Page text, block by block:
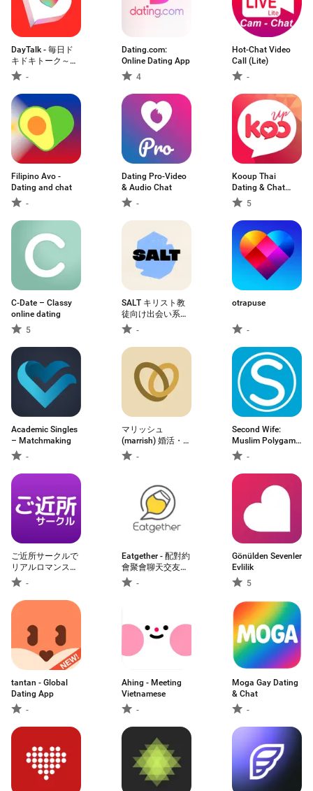
DayTalk - 毎日ド
キドキトーク～恋
愛応援アプリ
-
Dating.com:
Online Dating App
4
Hot-Chat Video
Call (Lite)
-
Filipino Avo -
Dating and chat
-
Dating Pro-Video
& Audio Chat
-
Kooup Thai
Dating & Chat
App 5
C-Date – Classy
online dating
5
SALT キリスト教
徒向け出会い系ア
プリ -
otrapuse
-
Academic Singles
– Matchmaking
-
マリッシュ
(marrish) 婚活・再
婚マッチングアプ
リ
-
Second Wife:
Muslim Polygamy
M
-
ご近所サークルで
リアルロマンスト
ークマッチング
-
Eatgether - 配對約
會聚會聊天交友
app -
Gönülden Sevenler
Evlilik
5
tantan - Global
Dating App
-
Ahing - Meeting
Vietnamese
-
Moga Gay Dating
& Chat
-